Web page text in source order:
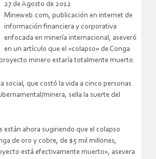
27 de Agosto de 2012
Mineweb.com, publicación en internet de
información financiera y corporativa
enfocada en minería internacional, aseveró
en un artículo que el «colapso» de Conga
minero estaría totalmente muerto.
social, que costó la vida a cinco personas
minera, sella la suerte del
están ahora sugiriendo que el colapso
de oro y cobre, de $5 mil millones,
está efectivamente muerto», asevera